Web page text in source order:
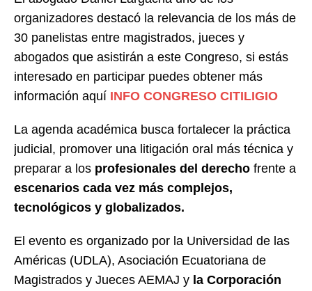
organizadores destacó la relevancia de los más de
30 panelistas entre magistrados, jueces y
abogados que asistirán a este Congreso, si estás
interesado en participar puedes obtener más
información aquí INFO CONGRESO CITILIGIO
La agenda académica busca fortalecer la práctica
judicial, promover una litigación oral más técnica y
preparar a los profesionales del derecho frente a
escenarios cada vez más complejos,
tecnológicos y globalizados.
El evento es organizado por la Universidad de las
Américas (UDLA), Asociación Ecuatoriana de
Magistrados y Jueces AEMAJ y la Corporación